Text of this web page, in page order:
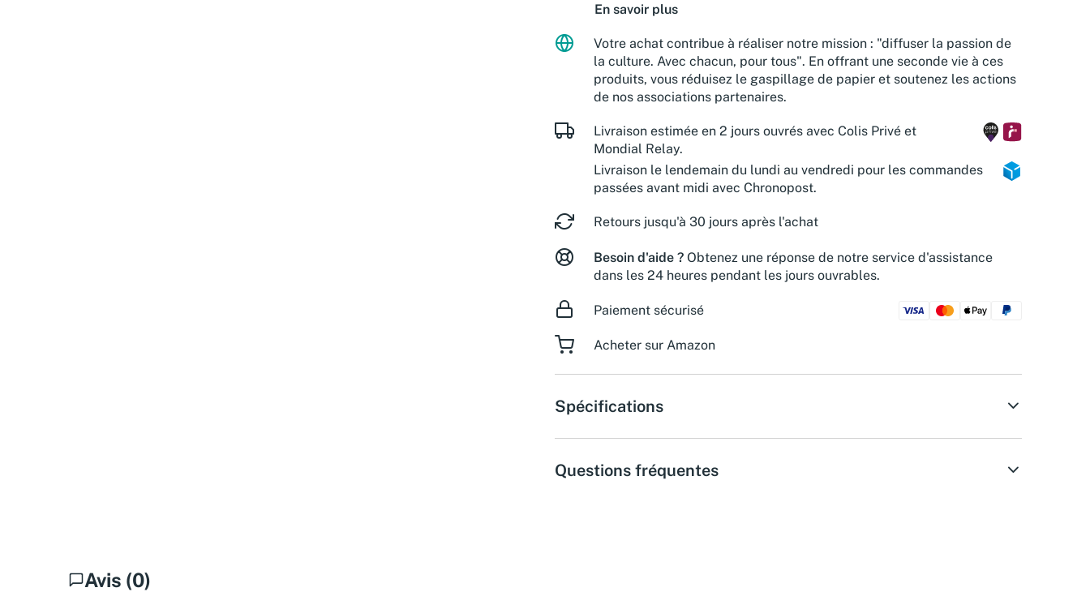
En savoir plus
Votre achat contribue à réaliser notre mission : "diffuser la passion de
la culture. Avec chacun, pour tous". En offrant une seconde vie à ces
produits, vous réduisez le gaspillage de papier et soutenez les actions
de nos associations partenaires.
Livraison estimée en 2 jours ouvrés avec Colis Privé et
Mondial Relay.
Livraison le lendemain du lundi au vendredi pour les commandes
passées avant midi avec Chronopost.
Retours jusqu'à 30 jours après l'achat
Besoin d'aide ? Obtenez une réponse de notre service d'assistance
dans les 24 heures pendant les jours ouvrables.
Paiement sécurisé
Acheter sur Amazon
Spécifications
Questions fréquentes
Avis (0)